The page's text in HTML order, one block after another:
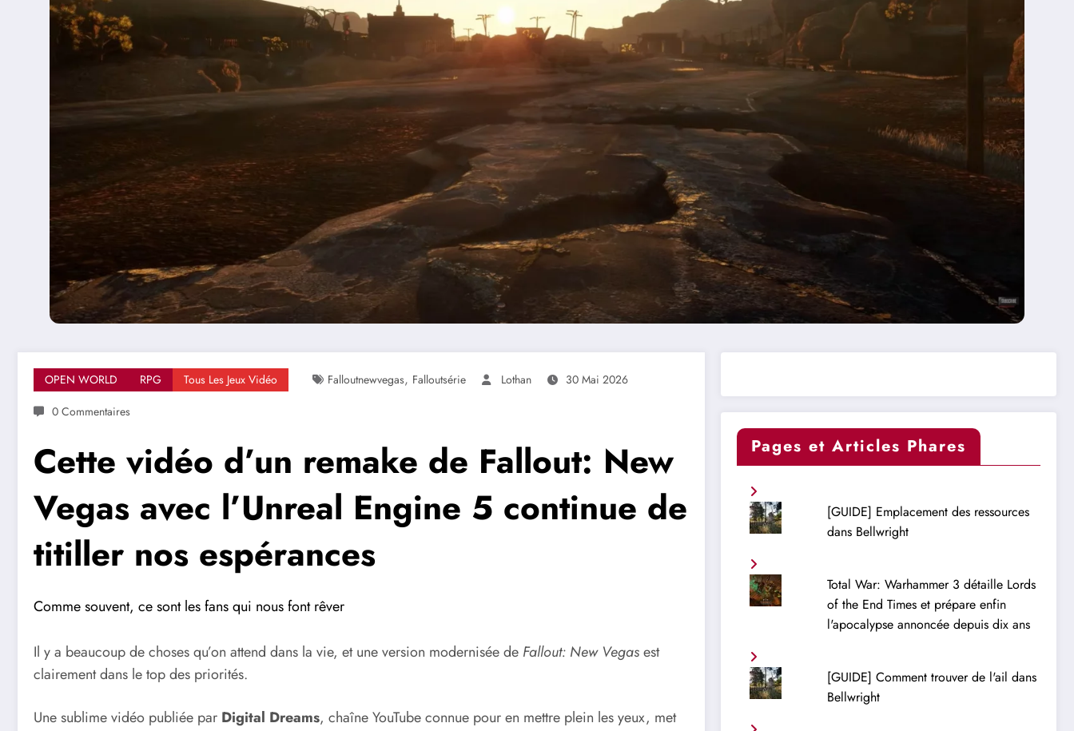
OPEN WORLD RPG Tous Les Jeux Vidéo Falloutnewvegas, Falloutsérie Lothan
30 Mai 2026
0 Commentaires
Cette vidéo d’un remake de Fallout: New
Vegas avec l’Unreal Engine 5 continue de
titiller nos espérances
Comme souvent, ce sont les fans qui nous font rêver
Il y a beaucoup de choses qu’on attend dans la vie, et une version modernisée de Fallout: New Vegasest
clairement dans le top des priorités.
Une sublime vidéo publiée par Digital Dreams, chaîne YouTube connue pour en mettre plein les yeux, met
Pages et Articles Phares
[GUIDE] Emplacement des ressources
dans Bellwright
Total War: Warhammer 3 détaille Lords
of the End Times et prépare enfin
l'apocalypse annoncée depuis dix ans
[GUIDE] Comment trouver de l'ail dans
Bellwright